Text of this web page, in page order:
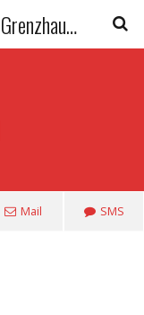
Feuerwehr der Stadt Höhr-Grenzhausen
Mail SMS